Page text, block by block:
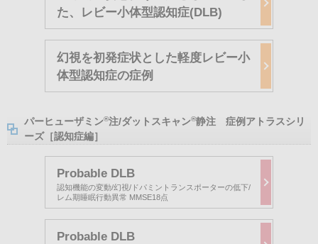
た、レビー小体型認知症(DLB)
幻視を初発症状とした軽度レビー小
体型認知症の症例
パーヒューザミン®注/ダットスキャン®静注 症例アトラスシリ
ーズ［認知症編］
Probable DLB
認知機能の変動/幻視/ドパミントランスポーターの低下/
レム期睡眠行動異常 MMSE18点
Probable DLB